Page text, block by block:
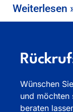
Weiterlesen
Wünschen
und möchten
beraten